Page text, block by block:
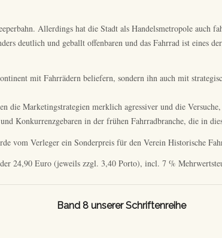
Allerdings hat die Stadt als Handelsmetropole auch
deutlich und geballt offenbaren und das Fahrrad ist eines
mit Fahrrädern beliefern, sondern ihn auch mit
die Marketingstrategien merklich agressiver und die
Konkurrenzgebaren in der frühen Fahrradbranche, die in
vom Verleger ein Sonderpreis für den Verein Historische
24,90 Euro (jeweils zzgl. 3,40 Porto), incl. 7 %
Band 8 unserer Schriftenreihe